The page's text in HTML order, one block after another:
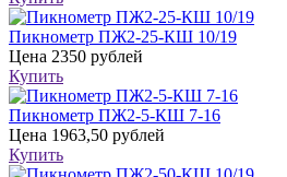
Пикнометр ПЖ2-25-КШ 10/19
Цена 2350 рублей
Купить
Пикнометр ПЖ2-5-КШ 7-16
Цена 1963,50 рублей
Купить